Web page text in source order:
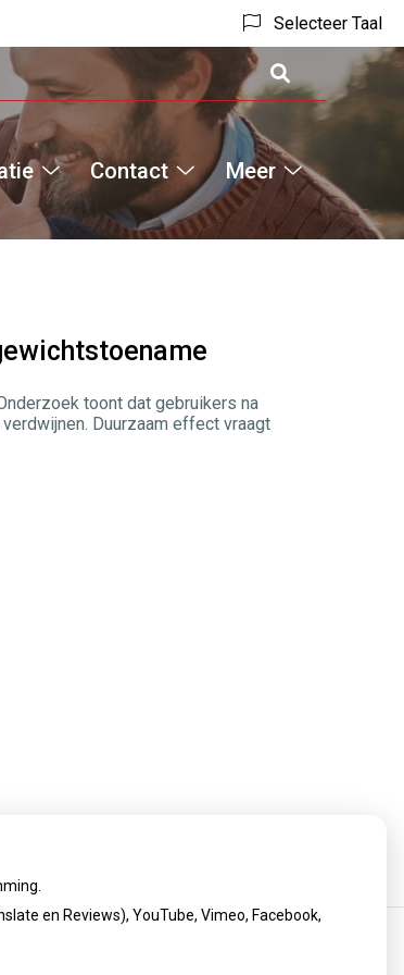
Selecteer Taal
Medische
informatie
Contact
Contact
submenu
Meer
Meer
submenu
toont dat gebruikers na
Duurzaam effect vraagt
en Reviews), YouTube, Vimeo, Facebook,